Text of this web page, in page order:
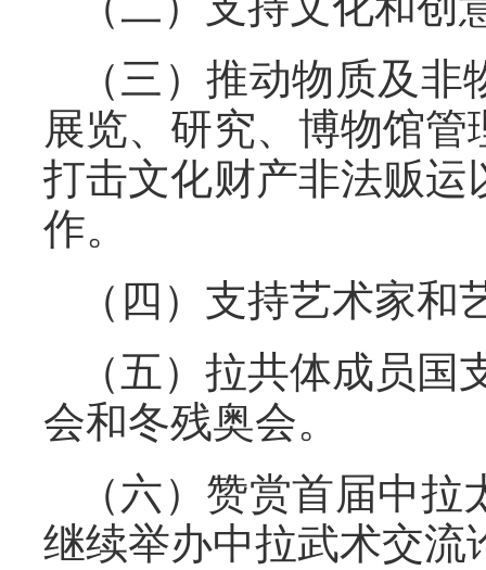
（三）推动物质及
展览、研究、博物馆
打击文化财产非法贩
作。
（四）支持艺术家
（五）拉共体成员
会和冬残奥会。
（六）赞赏首届中
继续举办中拉武术交流